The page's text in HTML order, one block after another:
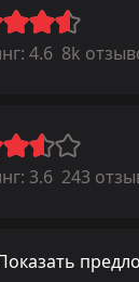
4.6 8k
3.6 243